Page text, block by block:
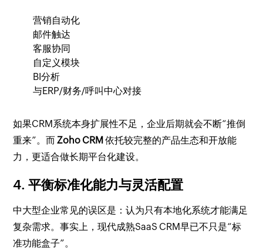
营销自动化
邮件触达
客服协同
自定义模块
BI分析
与ERP/财务/呼叫中心对接
如果CRM系统本身扩展性不足，企业后期就会不断“推倒
重来”。而Zoho CRM 依托较完整的产品生态和开放能
力，更适合做长期平台化建设。
4. 平衡标准化能力与灵活配置
中大型企业常见的误区是：认为只有本地化系统才能满足
复杂需求。事实上，现代成熟SaaS CRM早已不只是“标
准功能盒子”。